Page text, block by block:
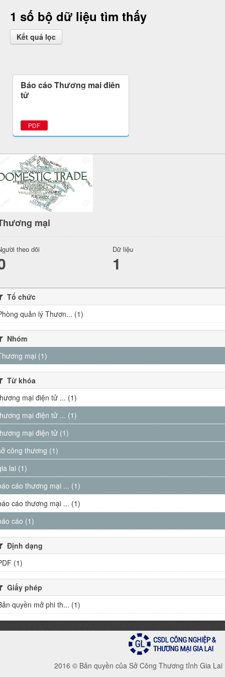
1 số bộ dữ liệu tìm thấy
Kết quả lọc
Báo cáo Thương mại điện
tử
PDF
mại
theo dõi Dữ liệu
1
Tổ chức
quản lý Thươn... (1)
Nhóm
mại (1)
Từ khóa
mại điện tử ... (1)
mại điện tử ... (1)
mại điện tử (1)
công thương (1)
lai (1)
cáo thương mại ... (1)
cáo thương mại ... (1)
cáo (1)
Định dạng
(1)
Giấy phép
quyền mở phi th... (1)
2016 © Bản quyền của Sở Công Thương tỉnh Gia Lai